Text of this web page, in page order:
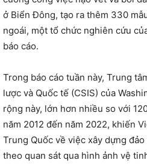
ở Biển Đông, tạo ra thêm 330
ngoái, một tổ chức nghiên cứu
báo cáo.
Trong báo cáo tuần này, Trung
lược và Quốc tế (CSIS) của
rộng này, lớn hơn nhiều so với
năm 2012 đến năm 2022, khiến
Trung Quốc về việc xây dựng
theo quan sát qua hình ảnh vệ